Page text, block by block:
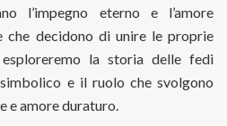
l’impegno eterno e l’amore
che decidono di unire le proprie
la storia delle fedi
e il ruolo che svolgono
e amore duraturo.